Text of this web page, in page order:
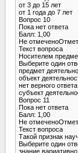
от 3 до 15 лет
от 1 года до 7 лет
Вопрос 10
Пока нет ответа
Балл: 1,00
Не
Текст вопроса
Носителем
Выберите один
предмет
объект
нет верного ответа
субъект
Вопрос 11
Пока нет ответа
Балл: 1,00
Не
Текст вопроса
Такой признак
Выберите один
знание вариативно